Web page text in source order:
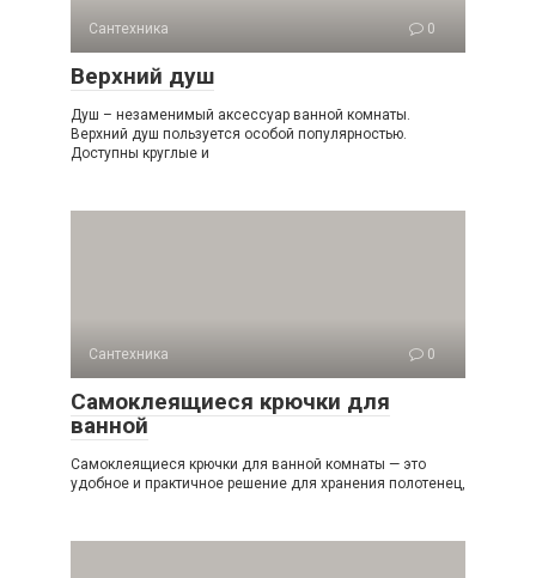
Сантехника 0
Верхний душ
Душ – незаменимый аксессуар ванной комнаты.
Верхний душ пользуется особой популярностью.
Доступны круглые и
Сантехника 0
Самоклеящиеся крючки для
ванной
Самоклеящиеся крючки для ванной комнаты — это
удобное и практичное решение для хранения полотенец,